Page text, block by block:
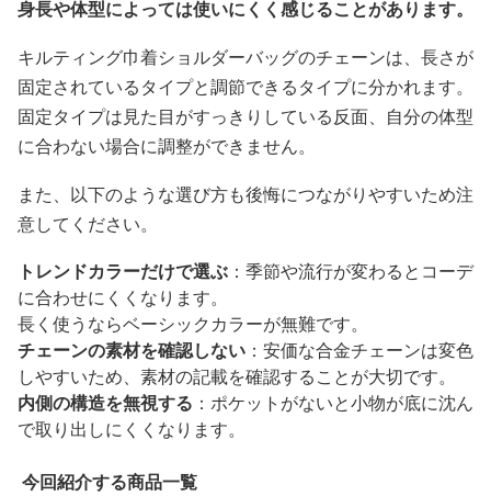
身長や体型によっては使いにくく感じることがあります。
キルティング巾着ショルダーバッグのチェーンは、長さが
固定されているタイプと調節できるタイプに分かれます。
固定タイプは見た目がすっきりしている反面、自分の体型
に合わない場合に調整ができません。
また、以下のような選び方も後悔につながりやすいため注
意してください。
トレンドカラーだけで選ぶ ：季節や流行が変わるとコーデ
に合わせにくくなります。
長く使うならベーシックカラーが無難です。
チェーンの素材を確認しない ：安価な合金チェーンは変色
しやすいため、素材の記載を確認することが大切です。
内側の構造を無視する ：ポケットがないと小物が底に沈ん
で取り出しにくくなります。
今回紹介する商品一覧